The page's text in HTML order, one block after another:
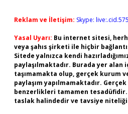
Reklam ve İletişim: Skype:
Yasal Uyarı: Bu internet sitesi,
veya şahıs şirketi ile hiçbir
Sitede yalnızca kendi
paylaşılmaktadır. Burada yer
taşımamakta olup, gerçek kurum
paylaşım yapılmamaktadır.
benzerlikleri tamamen
taslak halindedir ve tavsiye niteliği